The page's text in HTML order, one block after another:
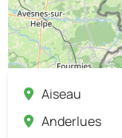
Aiseau
Anderlues